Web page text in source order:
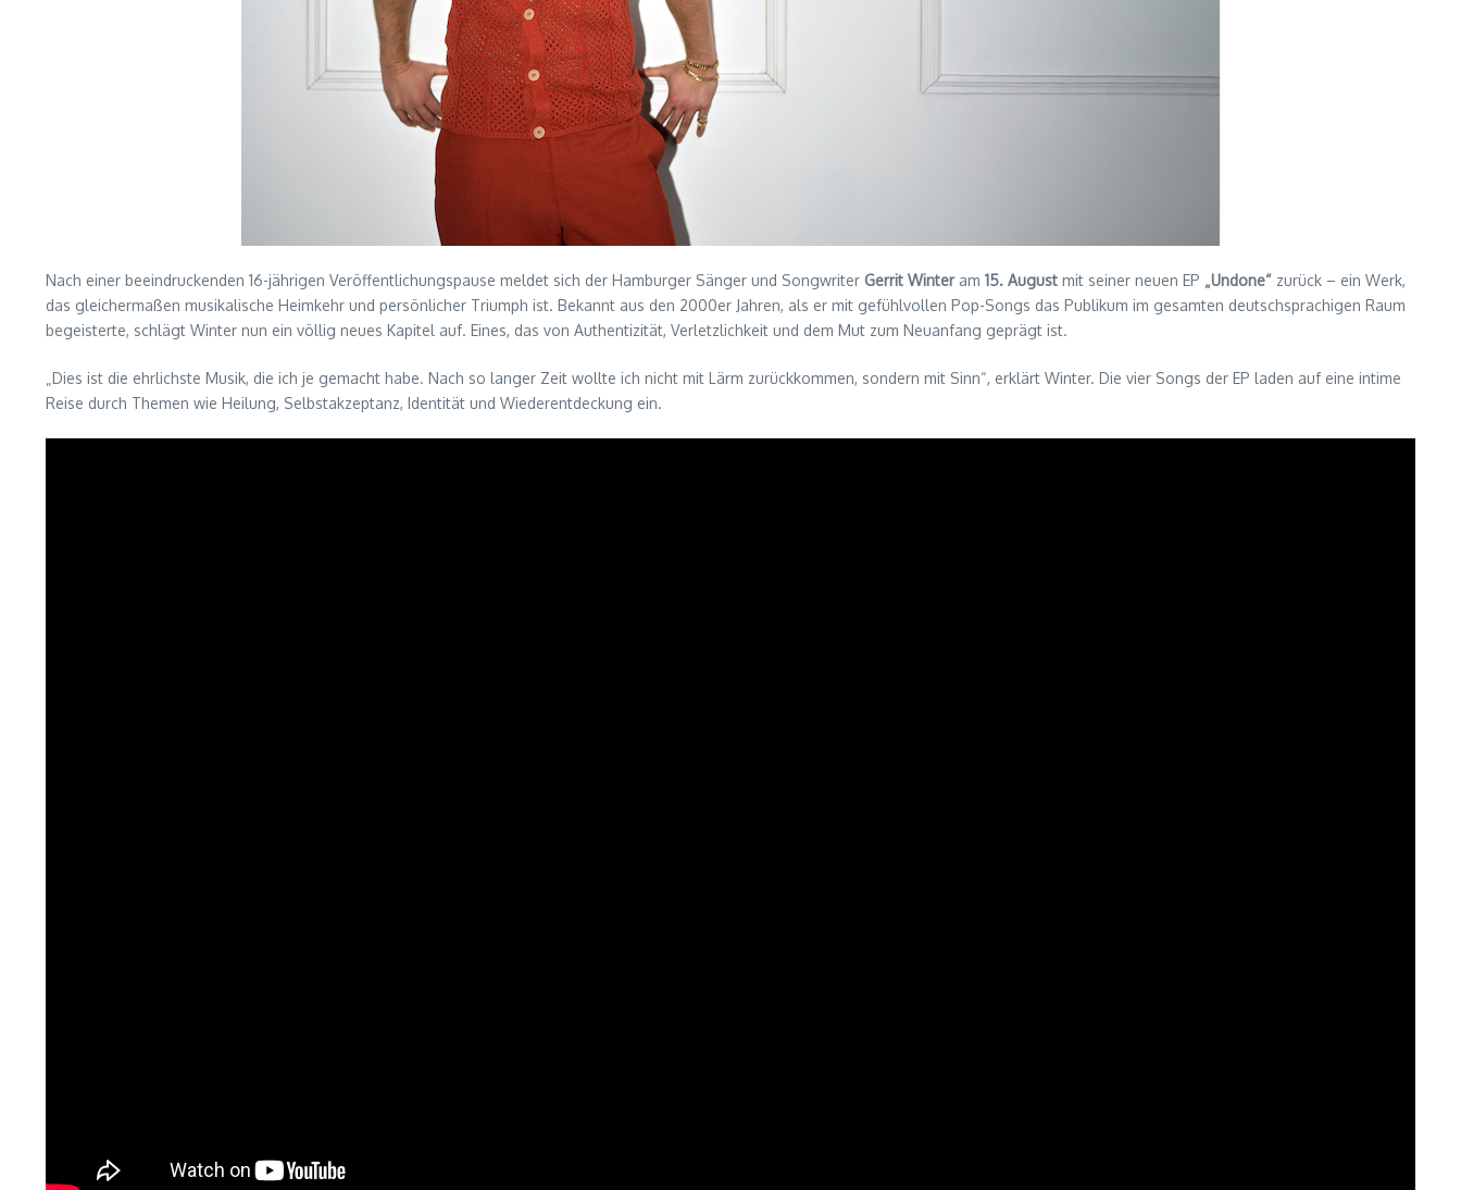
Nach einer beeindruckenden 16-jährigen Veröffentlichungspause meldet sich der Hamburger Sänger und Songwriter Gerrit Winteram 15. August mit seiner neuen EP „Undone“ zurück – ein Werk,
das gleichermaßen musikalische Heimkehr und persönlicher Triumph ist. Bekannt aus den 2000er Jahren, als er mit gefühlvollen Pop-Songs das Publikum im gesamten deutschsprachigen Raum
begeisterte, schlägt Winter nun ein völlig neues Kapitel auf. Eines, das von Authentizität, Verletzlichkeit und dem Mut zum Neuanfang geprägt ist.
„Dies ist die ehrlichste Musik, die ich je gemacht habe. Nach so langer Zeit wollte ich nicht mit Lärm zurückkommen, sondern mit Sinn“, erklärt Winter. Die vier Songs der EP laden auf eine intime
Reise durch Themen wie Heilung, Selbstakzeptanz, Identität und Wiederentdeckung ein.